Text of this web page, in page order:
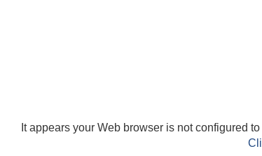
It appears your Web browser is not configured